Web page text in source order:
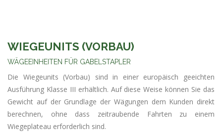
WIEGEUNITS (VORBAU)
WÄGEEINHEITEN FÜR GABELSTAPLER
Die Wiegeunits (Vorbau) sind in einer europäisch geeichten
Ausführung Klasse III erhältlich. Auf diese Weise können Sie das
Gewicht auf der Grundlage der Wägungen dem Kunden direkt
berechnen, ohne dass zeitraubende Fahrten zu einem
Wiegeplateau erforderlich sind.